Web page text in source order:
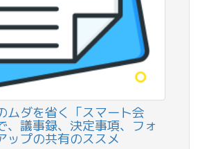
ムダを省く「スマート会
、議事録、決定事項、フォ
ップの共有のススメ